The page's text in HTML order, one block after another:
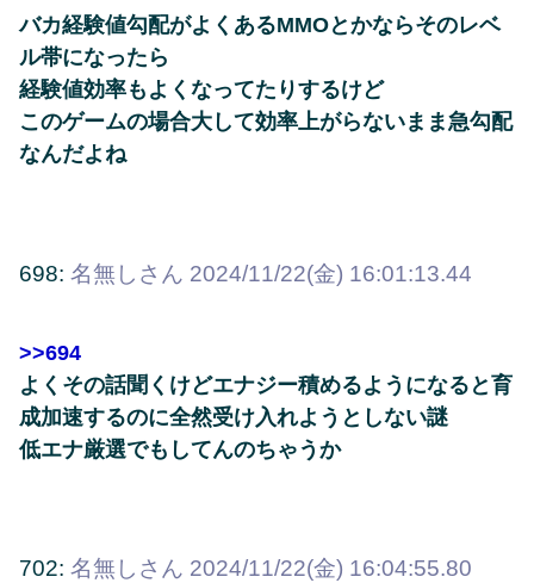
バカ経験値勾配がよくあるMMOとかならそのレベ
ル帯になったら
経験値効率もよくなってたりするけど
このゲームの場合大して効率上がらないまま急勾配
なんだよね
698: 名無しさん 2024/11/22(金) 16:01:13.44
>>694
よくその話聞くけどエナジー積めるようになると育
成加速するのに全然受け入れようとしない謎
低エナ厳選でもしてんのちゃうか
702: 名無しさん 2024/11/22(金) 16:04:55.80